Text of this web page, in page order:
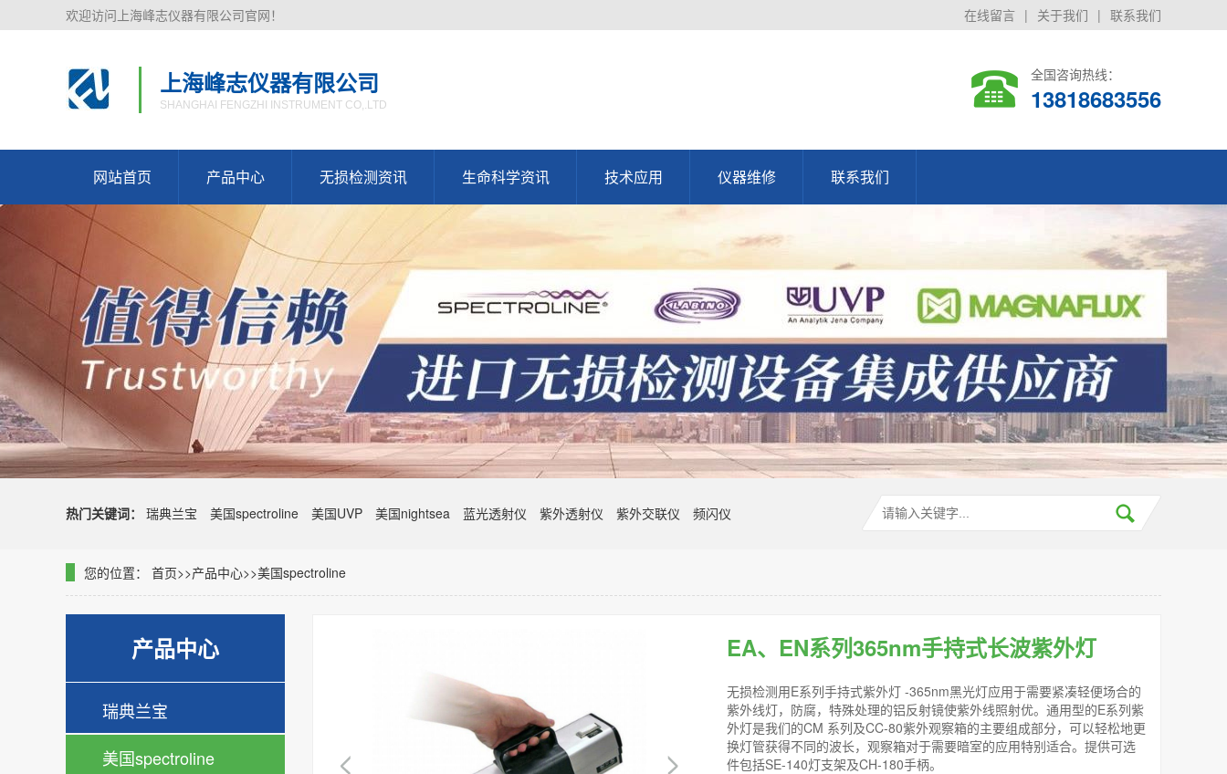
在线留言 | 关于我们 | 联系我们
欢迎访问上海峰志仪器有限公司官网！
上海峰志仪器有限公司
SHANGHAI FENGZHI INSTRUMENT CO,.LTD
全国咨询热线：
13818683556
网站首页 产品中心 无损检测资讯 生命科学资讯 技术应用 仪器维修 联系我们
热门关键词： 瑞典兰宝 美国spectroline 美国UVP 美国nightsea 蓝光透射仪 紫外透射仪 紫外交联仪 频闪仪
您的位置： 首页>>产品中心>>美国spectroline
产品中心
瑞典兰宝
美国spectroline
EA、EN系列365nm手持式长波紫外灯
无损检测用E系列手持式紫外灯 -365nm黑光灯应用于需要紧凑轻便场合的
紫外线灯，防腐，特殊处理的铝反射镜使紫外线照射优。通用型的E系列紫
外灯是我们的CM 系列及CC-80紫外观察箱的主要组成部分，可以轻松地更
换灯管获得不同的波长，观察箱对于需要暗室的应用特别适合。提供可选
件包括SE-140灯支架及CH-180手柄。